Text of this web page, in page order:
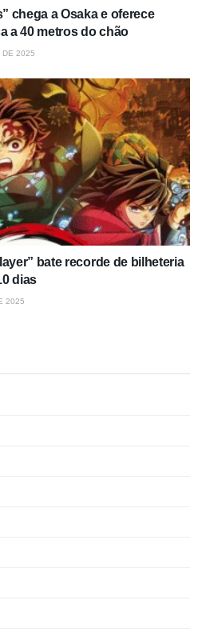
chega a Osaka e oferece
a 40 metros do chão
DE 2025
bate recorde de bilheteria
dias
2025